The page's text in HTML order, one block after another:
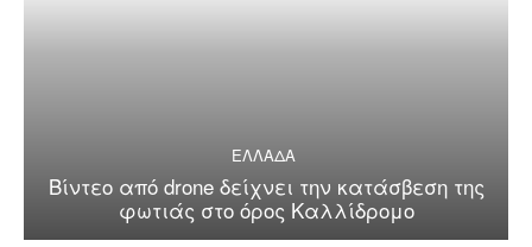
ΕΛΛΑΔΑ
Βίντεο από drone δείχνει την κατάσβεση της
φωτιάς στο όρος Καλλίδρομο